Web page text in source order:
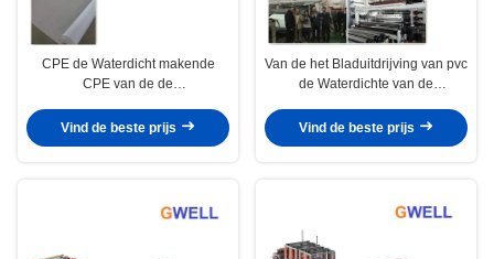
CPE de Waterdicht makende
CPE van de de
Membraanblad Machine van de
Vind de beste prijs
Van de het Bladuitdrijving van pvc
de Waterdichte van de
Waterbewijs Machine van de de
Vind de beste prijs